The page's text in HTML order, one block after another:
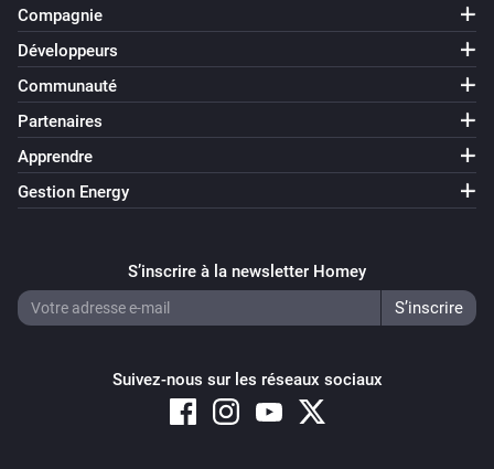
Compagnie
Développeurs
Communauté
Partenaires
Apprendre
Gestion Energy
S’inscrire à la newsletter Homey
Suivez-nous sur les réseaux sociaux